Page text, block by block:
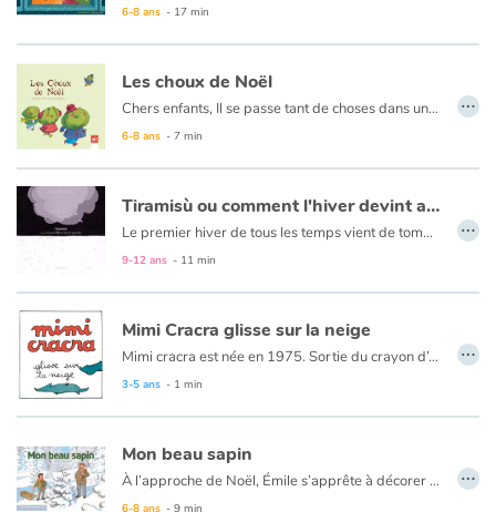
Apprendre les langues
Dyslexie, troubles de la lecture
Nos listes de lecture
Les plus lus
Coups de coeur
6-8 ans - 17 min
Les choux de Noël
Chers enfants, Il se passe tant de choses dans un potager, qu'on peut à peine l'imaginer ! Depuis quelque temps, Dr Navet et Sir Poireau, deux singuliers détectives, volent au secours des habitants du potager. Au cours de leurs enquêtes, ils résolvent énigmes et secrets. Savez-vous pourquoi les dix petits choux ont disparu un soir de Noël ? Ils vous attendent pour vous emmener avec eux et vous conter leurs aventures en détail. Place aux surprises...
6-8 ans - 7 min
…
Tiramisù ou comment l'hiver devint agréable
Le premier hiver de tous les temps vient de tomber sur le petit village de la péninsule. La population est désespérée. Bepi Biscotto, l'inventeur fantaisiste et gourmand du village, trouve dans les étoiles le moyen de ramener le sourire sur toutes les lèvres.
9-12 ans - 11 min
…
Mimi Cracra glisse sur la neige
Mimi cracra est née en 1975. Sortie du crayon d’Agnès Rosenstiehl pour le magazine “Pomme d’api”, cette petite fille aux joues roses et cheveux bruns à laquelle il est facile de s’identifier nous entraîne avec humour dans ses aventures quotidiennes.
3-5 ans - 1 min
…
Mon beau sapin
À l’approche de Noël, Émile s’apprête à décorer le sapin qui ornera le salon pour cette fête tant attendue. Alors qu’il projette d’utiliser de belles pommes rouges pour la décoration, il s’aperçoit avec ses amis qu’il est impossible d’en trouver au village. Chacun va recourir à son imagination et à sa créativité, jusqu’à aller demander l’aide du Père Augustin, un drôle de personnage. Noël arrive à grand pas, comment vont se débrouiller ces petits garnements.
6-8 ans - 9 min
…